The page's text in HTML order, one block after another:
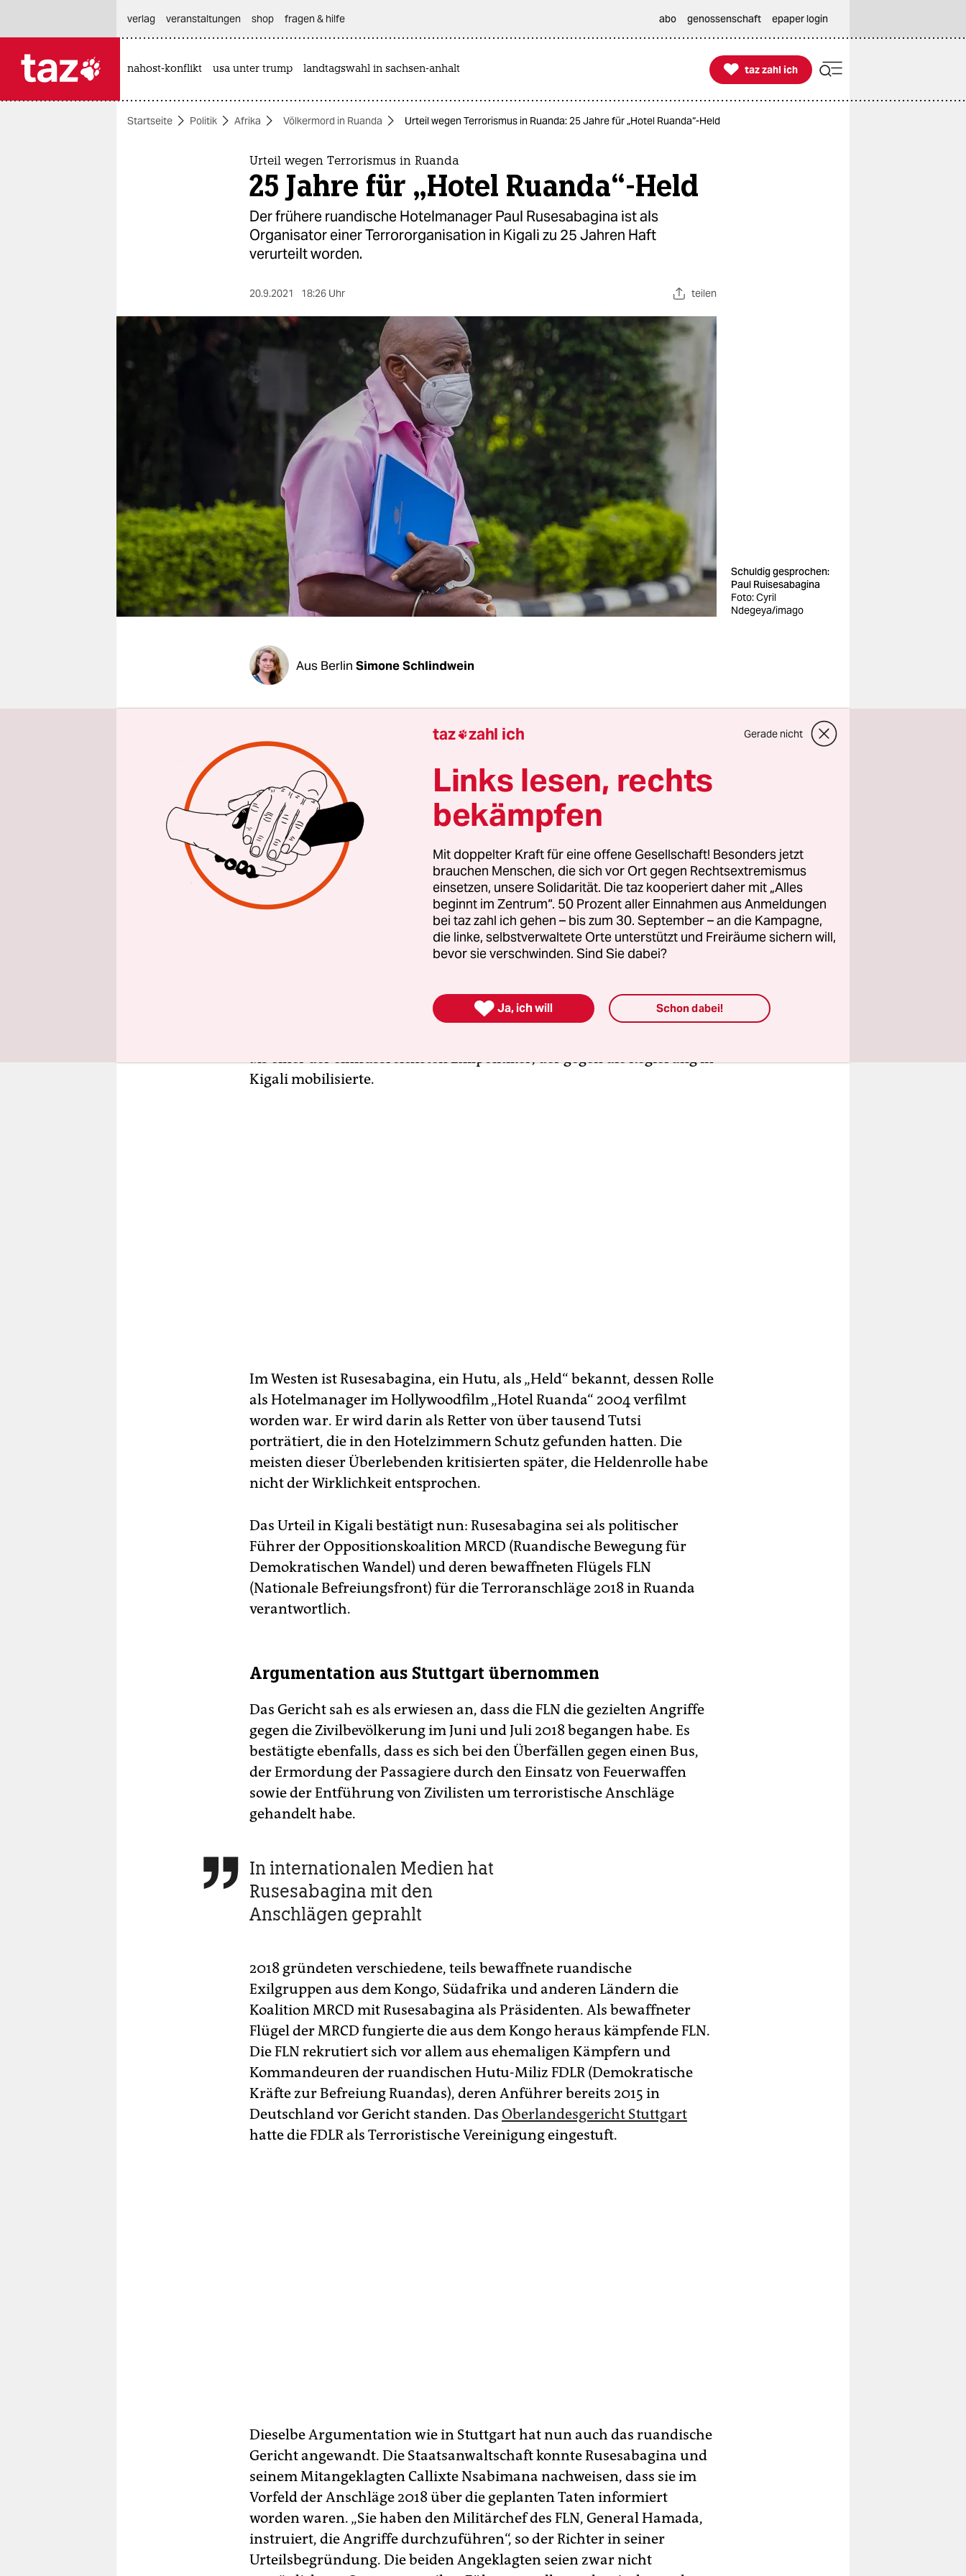
themen
berlin
shop
fragen & hilfe
unterstützen
abo
genossenschaft
verlag
veranstaltungen shop fragen & hilfe abo genossenschaft epaper login
nahost-konflikt usa unter trump landtagswahl in sachsen-anhalt 
taz zahl ich
taz zahl ich
Startseite Politik Afrika Völkermord in Ruanda Urteil wegen Terrorismus in Ruanda: 25 Jahre für „Hotel Ruanda“-Held
Urteil wegen Terrorismus in Ruanda
25 Jahre für „Hotel Ruanda“-Held
Der frühere ruandische Hotelmanager Paul Rusesabagina ist als
Organisator einer Terrororganisation in Kigali zu 25 Jahren Haft
verurteilt worden.
20.9.2021 18:26 Uhr teilen
Schuldig gesprochen:
Paul Ruisesabagina
Foto: Cyril
Ndegeya/imago
Aus Berlin Simone Schlindwein
Ruandas Strafkammer für internationale Verbrechen am Obersten
Gericht in Kigali hat am MontagPaul Rusesabagina
gesprochen und zu 25 Jahren Haft verurteilt. Er habe die
Terroranschläge in Ruanda 2018 zwar nicht persönlich begangen.
Doch er habe als Anführer einer Terrororganisation dazu beigetragen,
die Anschläge zu finanzieren, Kämpfer dafür zu rekrutieren und sie zu
ermutigen, diese Angriffe durchzuführen. Später habe er in den
internationalen Medien darüber angegeben, erfolgreich Angriffe in
Ruanda durchgeführt zu haben.
Das Urteil gegen den ehemaliger Vize-Direktor des Hotels Mille
Collines in Kigali, wo während des ruandischen Völkermords 1994
Ruandas Regierung führte den 67-jährigen Ruander, der mittlerweile
die belgische Staatsangehörigkeit angenommen hat, als einen der
als einer der einflussreichsten Exilpolitiker, der gegen die Regierung in
Kigali mobilisierte.
Im Westen ist Rusesabagina, ein Hutu, als „Held“ bekannt, dessen Rolle
als Hotelmanager im Hollywoodfilm „Hotel Ruanda“ 2004 verfilmt
worden war. Er wird darin als Retter von über tausend Tutsi
porträtiert, die in den Hotelzimmern Schutz gefunden hatten. Die
meisten dieser Überlebenden kritisierten später, die Heldenrolle habe
nicht der Wirklichkeit entsprochen.
Das Urteil in Kigali bestätigt nun: Rusesabagina sei als politischer
Führer der Oppositionskoalition MRCD (Ruandische Bewegung für
Demokratischen Wandel) und deren bewaffneten Flügels FLN
(Nationale Befreiungsfront) für die Terroranschläge 2018 in Ruanda
verantwortlich.
Argumentation aus Stuttgart übernommen
Das Gericht sah es als erwiesen an, dass die FLN die gezielten Angriffe
gegen die Zivilbevölkerung im Juni und Juli 2018 begangen habe. Es
bestätigte ebenfalls, dass es sich bei den Überfällen gegen einen Bus,
der Ermordung der Passagiere durch den Einsatz von Feuerwaffen
sowie der Entführung von Zivilisten um terroristische Anschläge
gehandelt habe.
 In internationalen Medien hat
Rusesabagina mit den
Anschlägen geprahlt
2018 gründeten verschiedene, teils bewaffnete ruandische
Exilgruppen aus dem Kongo, Südafrika und anderen Ländern die
Koalition MRCD mit Rusesabagina als Präsidenten. Als bewaffneter
Flügel der MRCD fungierte die aus dem Kongo heraus kämpfende FLN.
Die FLN rekrutiert sich vor allem aus ehemaligen Kämpfern und
Kommandeuren der ruandischen Hutu-Miliz FDLR (Demokratische
Kräfte zur Befreiung Ruandas), deren Anführer bereits 2015 in
Deutschland vor Gericht standen. Das Oberlandesgericht Stuttgart
hatte die FDLR als Terroristische Vereinigung eingestuft.
Dieselbe Argumentation wie in Stuttgart hat nun auch das ruandische
Gericht angewandt. Die Staatsanwaltschaft konnte Rusesabagina und
seinem Mitangeklagten Callixte Nsabimana nachweisen, dass sie im
Vorfeld der Anschläge 2018 über die geplanten Taten informiert
worden waren. „Sie haben den Militärchef des FLN, General Hamada,
instruiert, die Angriffe durchzuführen“, so der Richter in seiner
Urteilsbegründung. Die beiden Angeklagten seien zwar nicht
taz zahl ich Gerade nicht
Links lesen, rechts
bekämpfen
Mit doppelter Kraft für eine offene Gesellschaft! Besonders jetzt
brauchen Menschen, die sich vor Ort gegen Rechtsextremismus
einsetzen, unsere Solidarität. Die taz kooperiert daher mit „Alles
beginnt im Zentrum“. 50 Prozent aller Einnahmen aus Anmeldungen
bei taz zahl ich gehen – bis zum 30. September – an die Kampagne,
die linke, selbstverwaltete Orte unterstützt und Freiräume sichern will,
bevor sie verschwinden. Sind Sie dabei?
 Ja, ich will Schon dabei!